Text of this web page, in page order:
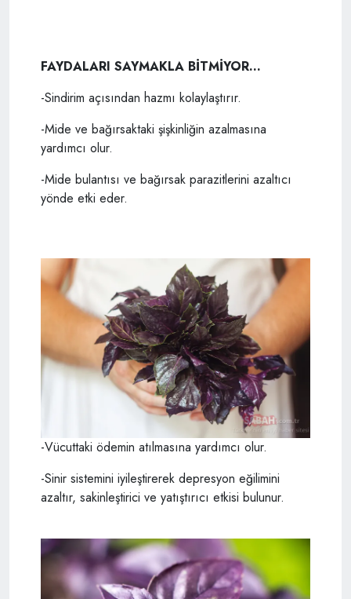
FAYDALARI SAYMAKLA BİTMİYOR...
-Sindirim açısından hazmı kolaylaştırır.
-Mide ve bağırsaktaki şişkinliğin azalmasına
yardımcı olur.
-Mide bulantısı ve bağırsak parazitlerini azaltıcı
yönde etki eder.
-Vücuttaki ödemin atılmasına yardımcı olur.
-Sinir sistemini iyileştirerek depresyon eğilimini
azaltır, sakinleştirici ve yatıştırıcı etkisi bulunur.